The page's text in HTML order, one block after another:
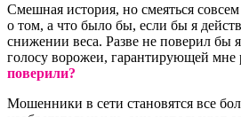
Смешная история, но смеяться
о том, а что было бы, если бы я
снижении веса. Разве не поверил бы
голосу ворожеи, гарантирующей мне
поверили?
Мошенники в сети становятся все